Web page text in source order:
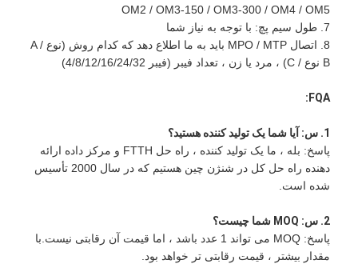
OM2 / OM3-150 / OM3-300 / OM4 / OM5
7. طول سیم پچ: با توجه به نیاز شما
8. اتصال MPO / MTP باید به ما اطلاع دهد که کدام روش (نوع A /
B نوع / C) ، مرد یا زن ، تعداد فیبر (فیبر 4/8/12/16/24/32)
FQA:
1. س: آیا شما یک تولید کننده هستید؟
پاسخ: بله ، ما یک تولید کننده ، راه حل FTTH و مرکز داده ارائه
دهنده راه حل کل در شنژن چین هستیم که در سال 2000 تأسیس
شده است.
2. س: MOQ شما چیست؟
پاسخ: MOQ می تواند 1 عدد باشد ، اما قیمت آن رقابتی نیست.با
مقدار بیشتر ، قیمت رقابتی تر خواهد بود.